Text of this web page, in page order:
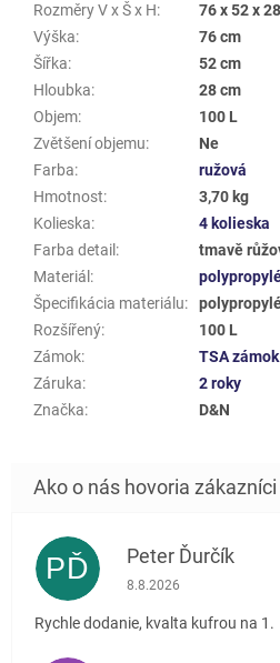
Rozměry V x Š x H:
76 x 52 x 28
Výška:
76 cm
Šířka:
52 cm
Hloubka:
28 cm
Objem:
100 L
Zvětšení objemu:
Ne
Farba:
ružová
Hmotnost:
3,70 kg
Kolieska:
4 kolieska
Farba detail :
tmavě
Materiál :
Špecifikácia materiálu:
Rozšířený:
100 L
Zámok:
TSA zámok
Záruka:
2 roky
Značka: D&N
PĎ Peter Ďurčík
Hodnotenie obchodu
8.8.2026
Rychle dodanie, kvalta kufrou na 1.